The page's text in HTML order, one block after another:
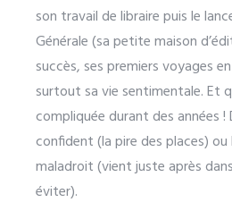
son travail de libraire puis le
Générale (sa petite maison
succès, ses premiers voyages
surtout sa vie sentimentale. Et
compliquée durant des années !
confident (la pire des places)
maladroit (vient juste après
éviter).